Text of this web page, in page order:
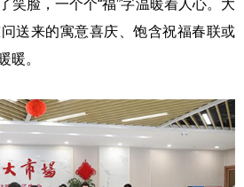
笑脸，一个个“福”字温暖着人心。大
送来的寓意喜庆、饱含祝福春联或
暖。